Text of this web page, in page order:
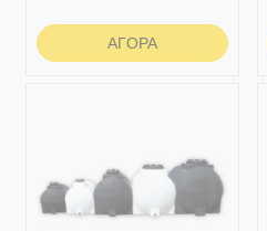
ΑΓΟΡΆ